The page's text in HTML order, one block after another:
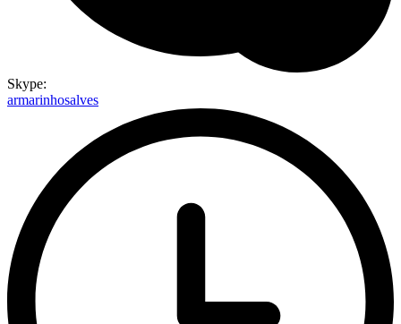
Skype:
armarinhosalves